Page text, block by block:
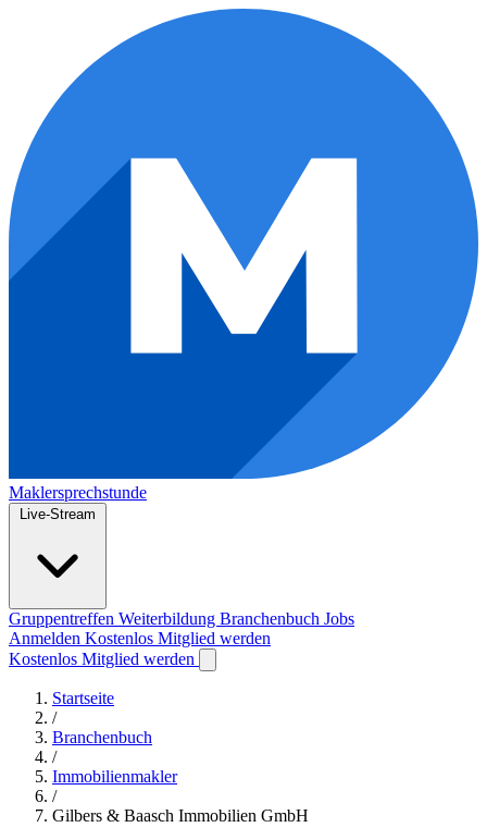
Maklersprechstunde
Live-Stream
Gruppentreffen Weiterbildung Branchenbuch Jobs
Anmelden Kostenlos Mitglied werden
Kostenlos Mitglied werden
Startseite
/
Branchenbuch
/
Immobilienmakler
/
Gilbers & Baasch Immobilien GmbH